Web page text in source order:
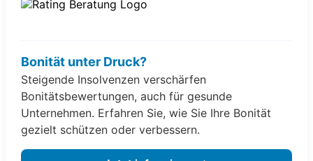
Bonität unter Druck?
Steigende Insolvenzen verschärfen
Bonitätsbewertungen, auch für gesunde
Unternehmen. Erfahren Sie, wie Sie Ihre Bonität
gezielt schützen oder verbessern.